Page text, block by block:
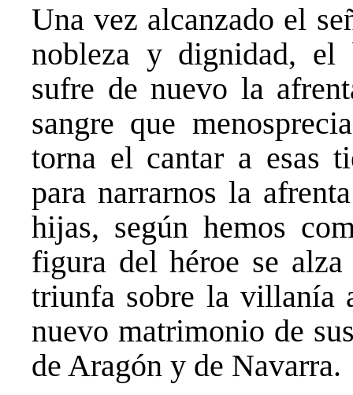
Una vez alcanzado el
nobleza y dignidad,
sufre de nuevo la
sangre que
torna el cantar a esas
para narrarnos la
hijas, según hemos
figura del héroe se
triunfa sobre la villanía
nuevo matrimonio de
de Aragón y de Navarra.